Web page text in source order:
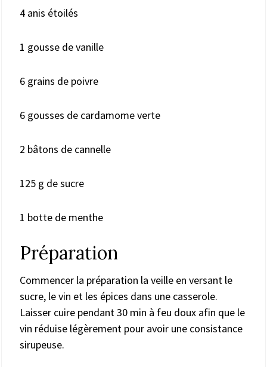
4 anis étoilés
1 gousse de vanille
6 grains de poivre
6 gousses de cardamome verte
2 bâtons de cannelle
125 g de sucre
1 botte de menthe
Préparation
Commencer la préparation la veille en versant le
sucre, le vin et les épices dans une casserole.
Laisser cuire pendant 30 min à feu doux afin que le
vin réduise légèrement pour avoir une consistance
sirupeuse.